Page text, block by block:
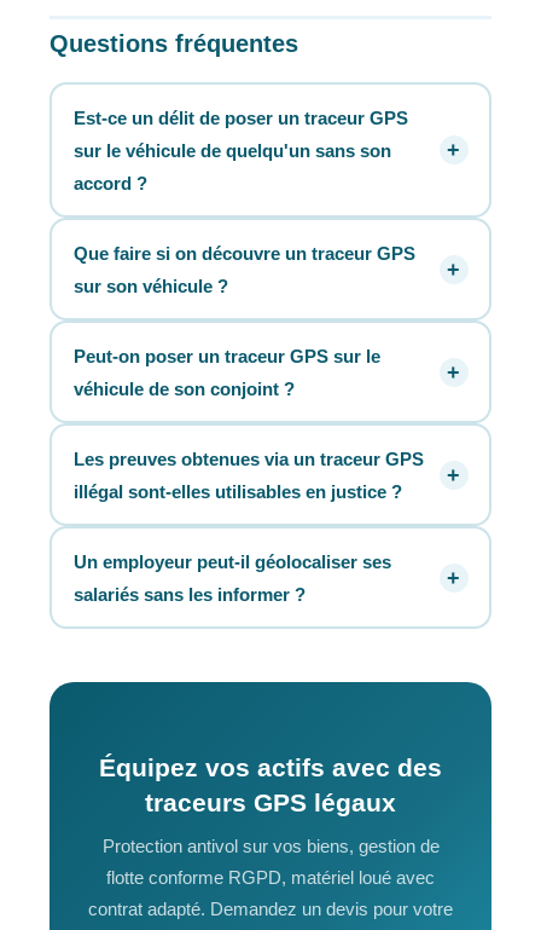
Questions fréquentes
Est-ce un délit de poser un traceur GPS
sur le véhicule de quelqu'un sans son
accord ?
Que faire si on découvre un traceur GPS
sur son véhicule ?
Peut-on poser un traceur GPS sur le
véhicule de son conjoint ?
Les preuves obtenues via un traceur GPS
illégal sont-elles utilisables en justice ?
Un employeur peut-il géolocaliser ses
salariés sans les informer ?
Équipez vos actifs avec des
traceurs GPS légaux
Protection antivol sur vos biens, gestion de
flotte conforme RGPD, matériel loué avec
contrat adapté. Demandez un devis pour votre